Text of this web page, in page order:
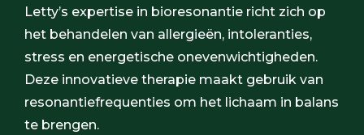
Letty’s expertise in bioresonantie richt zich op
het behandelen van allergieën, intoleranties,
stress en energetische onevenwichtigheden.
Deze innovatieve therapie maakt gebruik van
resonantiefrequenties om het lichaam in balans
te brengen.